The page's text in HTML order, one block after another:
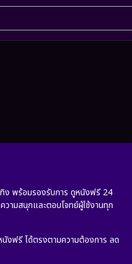
ง พร้อมรองรับการ ดูหนังฟรี 24
วามสนุกและตอบโจทย์ผู้ใช้งานทุก
งฟรี ได้ตรงตามความต้องการ ลด